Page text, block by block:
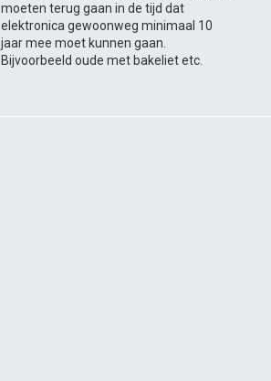
moeten terug gaan in de tijd dat
elektronica gewoonweg minimaal 10
jaar mee moet kunnen gaan.
Bijvoorbeeld oude met bakeliet etc.